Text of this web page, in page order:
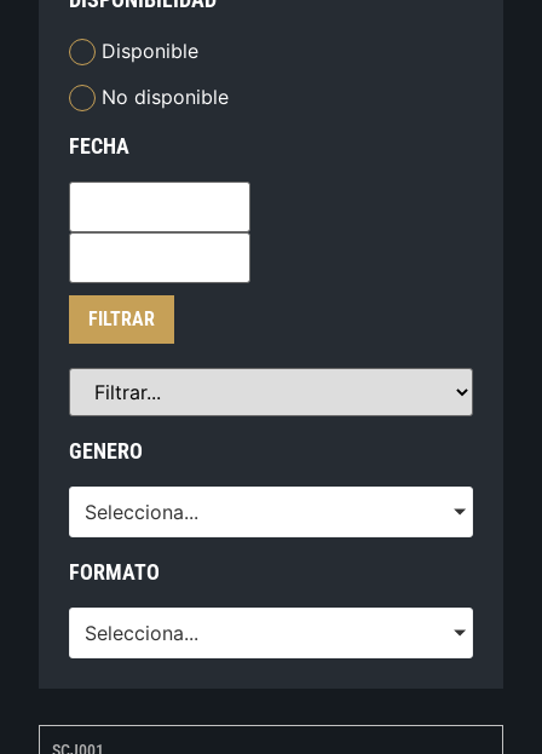
Disponible
No disponible
FECHA
FILTRAR
GENERO
Selecciona...
FORMATO
Selecciona...